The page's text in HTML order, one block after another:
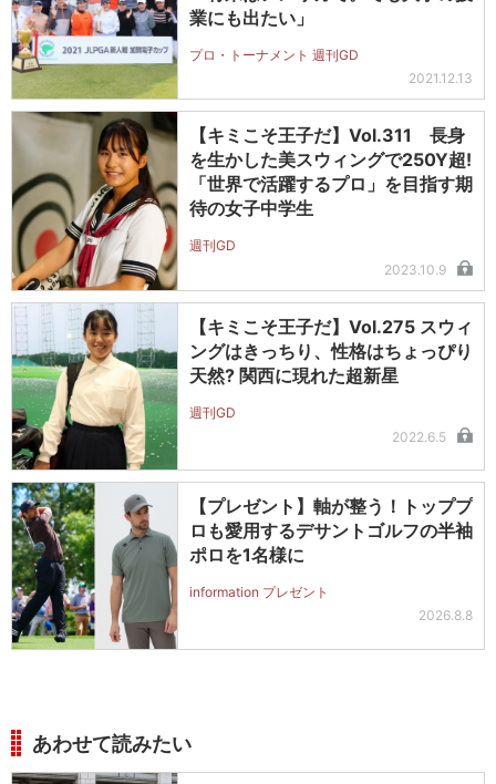
業にも出たい」
プロ・トーナメント 週刊GD
2021.12.13
【キミこそ王子だ】Vol.311 長身
を生かした美スウィングで250Y超!
「世界で活躍するプロ」を目指す期
待の女子中学生
週刊GD
2023.10.9
【キミこそ王子だ】Vol.275 スウィ
ングはきっちり、性格はちょっぴり
天然? 関西に現れた超新星
週刊GD
2022.6.5
【プレゼント】軸が整う！トッププ
ロも愛用するデサントゴルフの半袖
ポロを1名様に
information プレゼント
2026.8.8
あわせて読みたい